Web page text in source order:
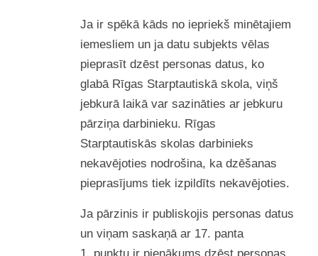
Ja ir spēkā kāds no iepriekš minētajiem
iemesliem un ja datu subjekts vēlas
pieprasīt dzēst personas datus, ko
glabā Rīgas Starptautiskā skola, viņš
jebkurā laikā var sazināties ar jebkuru
pārziņa darbinieku. Rīgas
Starptautiskās skolas darbinieks
nekavējoties nodrošina, ka dzēšanas
pieprasījums tiek izpildīts nekavējoties.
Ja pārzinis ir publiskojis personas datus
un viņam saskaņā ar 17. panta